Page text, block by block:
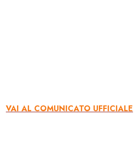
VAI AL COMUNICATO UFFICIALE